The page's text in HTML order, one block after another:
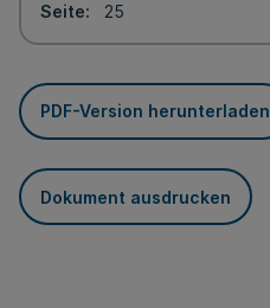
Seite
25
PDF-Version herunterladen
Dokument ausdrucken